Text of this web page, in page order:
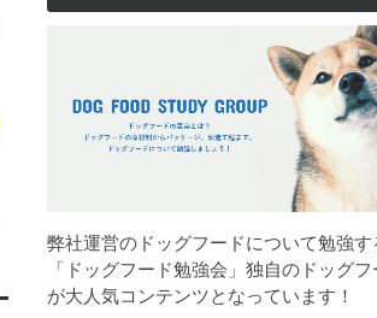
弊社運営のドッグフードについて勉強す
「ドッグフード勉強会」独自のドッグ
が大人気コンテンツとなっています！